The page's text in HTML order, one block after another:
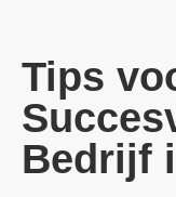
Tips
Bedrijf